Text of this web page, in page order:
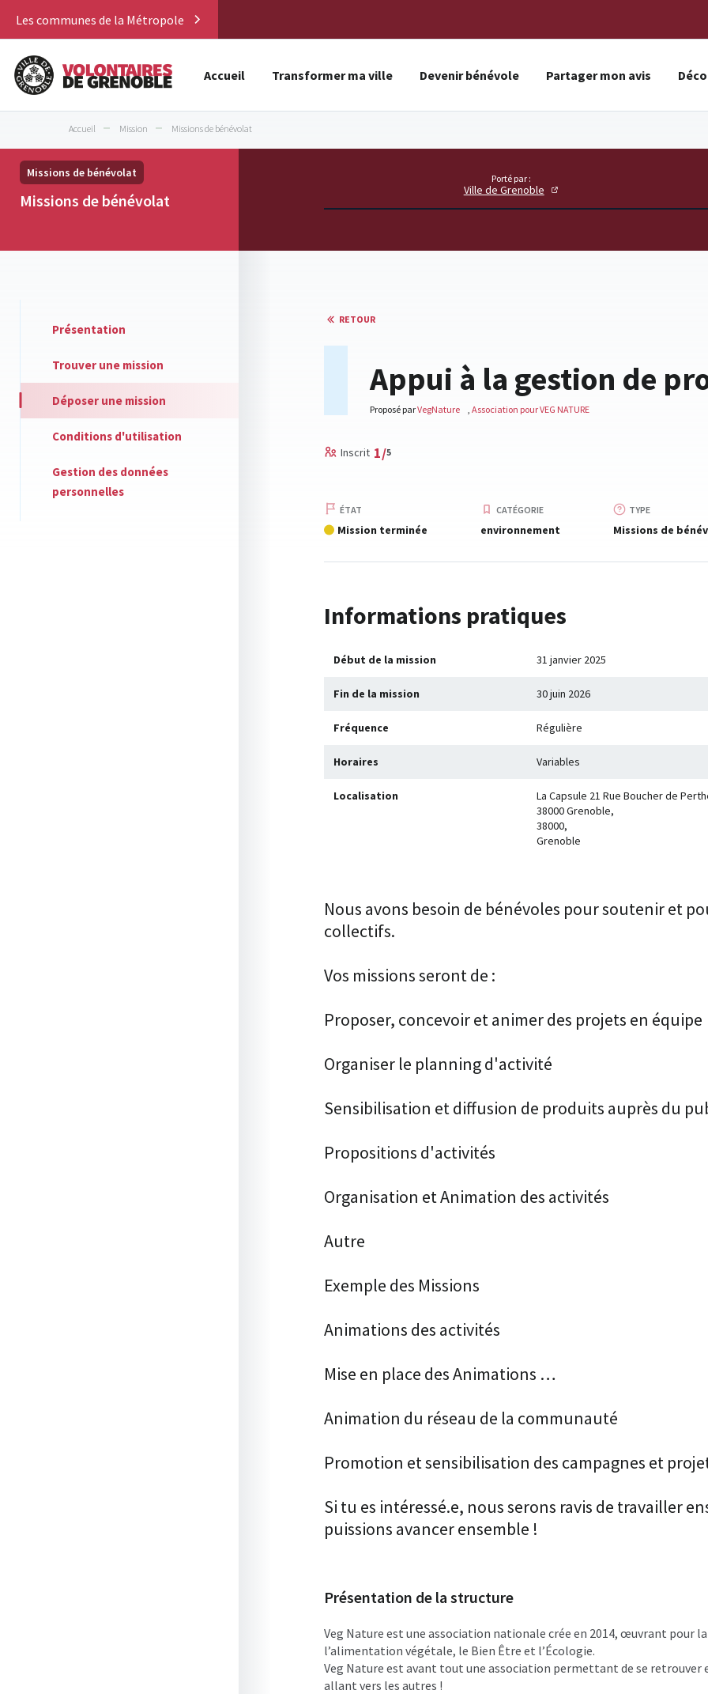
Les communes de la Métropole
Accueil Transformer ma ville Devenir bénévole Partager mon avis
Accueil Mission Missions de bénévolat
Missions de bénévolat
Missions de bénévolat
Porté par :
Ville de Grenoble
Présentation
Trouver une mission
Déposer une mission
Conditions d'utilisation
Gestion des données
personnelles
RETOUR
Appui à la gestion de
Proposé parVegNature Association pour VEG NATURE
Inscrit 1/5
ÉTAT
Mission terminée
CATÉGORIE
environnement
TYPE
Missions de
Informations pratiques
Début de la mission 31 janvier 2025
Fin de la mission 30 juin 2026
Fréquence Régulière
Horaires Variables
Localisation
La Capsule 21 Rue Boucher de
38000 Grenoble,
38000,
Grenoble
Nous avons besoin de bénévoles pour soutenir et
collectifs.
Vos missions seront de :
Proposer, concevoir et animer des projets en équipe
Organiser le planning d'activité
Sensibilisation et diffusion de produits auprès du
Propositions d'activités
Organisation et Animation des activités
Autre
Exemple des Missions
Animations des activités
Mise en place des Animations …
Animation du réseau de la communauté
Promotion et sensibilisation des campagnes et
Si tu es intéressé.e, nous serons ravis de travailler
puissions avancer ensemble !
Présentation de la structure
Veg Nature est une association nationale crée en 2014, œuvrant pour
l’alimentation végétale, le Bien Être et l’Écologie.
Veg Nature est avant tout une association permettant de se
allant vers les autres !